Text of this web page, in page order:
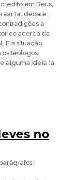
em Deus,
tal debate:
a
acerca da
E a situação
os teólogos
alguma ideia (a
no